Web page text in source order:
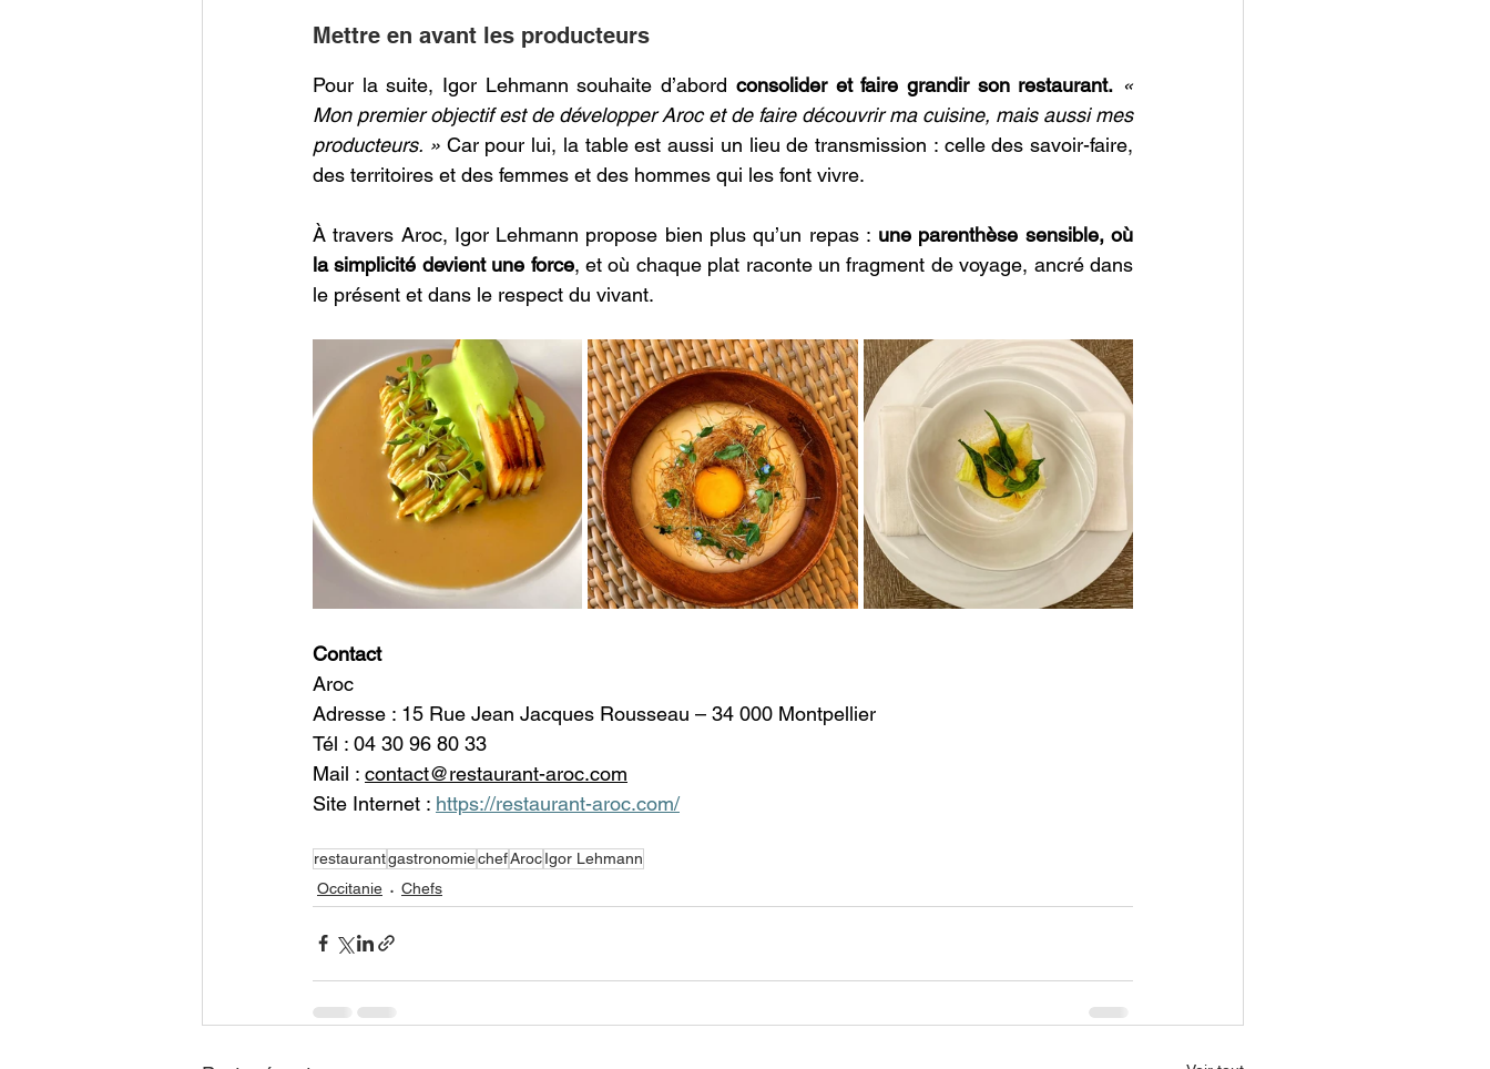
Mettre en avant les producteurs
Pour la suite, Igor Lehmann souhaite d’abord consolider et faire grandir son restaurant. «
Mon premier objectif est de développer Aroc et de faire découvrir ma cuisine, mais aussi mes
producteurs. » Car pour lui, la table est aussi un lieu de transmission : celle des savoir-faire,
des territoires et des femmes et des hommes qui les font vivre.
À travers Aroc, Igor Lehmann propose bien plus qu’un repas : une parenthèse sensible, où
la simplicité devient une force, et où chaque plat raconte un fragment de voyage, ancré dans
le présent et dans le respect du vivant.
Contact
Aroc
Adresse : 15 Rue Jean Jacques Rousseau – 34 000 Montpellier
Tél : 04 30 96 80 33
Mail : contact@restaurant-aroc.com
Site Internet : https://restaurant-aroc.com/
restaurantgastronomiechefArocIgor Lehmann
Occitanie
Chefs